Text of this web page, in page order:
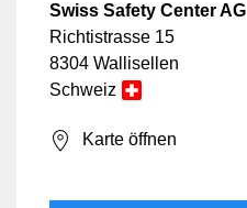
Swiss Safety Center AG
Richtistrasse 15
8304 Wallisellen
Schweiz
Karte öffnen